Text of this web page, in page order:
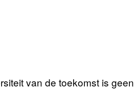
van de toekomst is